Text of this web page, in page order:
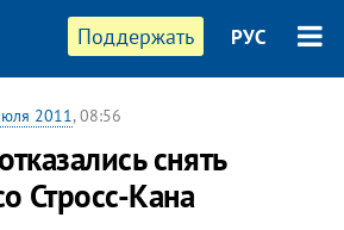
Поддержать РУС
2011, 08:56
снять
Стросс-Кана